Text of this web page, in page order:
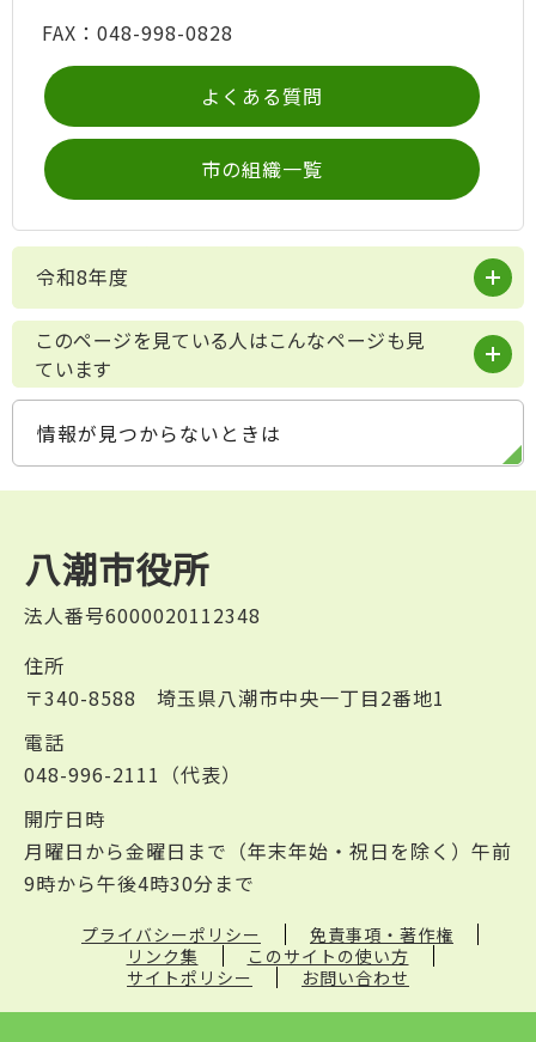
FAX：048-998-0828
よくある質問
市の組織一覧
令和8年度
このページを見ている人はこんなページも見
ています
情報が見つからないときは
八潮市役所
法人番号6000020112348
住所
〒340-8588 埼玉県八潮市中央一丁目2番地1
電話
048-996-2111（代表）
開庁日時
月曜日から金曜日まで（年末年始・祝日を除く）午前
9時から午後4時30分まで
プライバシーポリシー
免責事項・著作権
リンク集
このサイトの使い方
サイトポリシー
お問い合わせ